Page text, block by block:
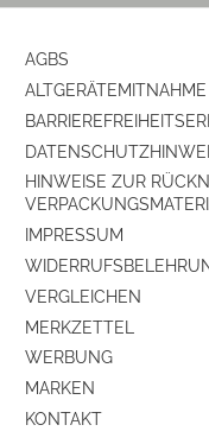
AGBS
ALTGERÄTEMITNAHME
HINWEISE ZUR
IMPRESSUM
VERGLEICHEN
MERKZETTEL
WERBUNG
MARKEN
KONTAKT